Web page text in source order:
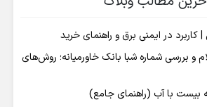
در ایمنی برق و راهنمای خرید
و بررسی شماره شبا بانک خاورمیانه؛ روش‌های
بیست با آب (راهنمای جامع)